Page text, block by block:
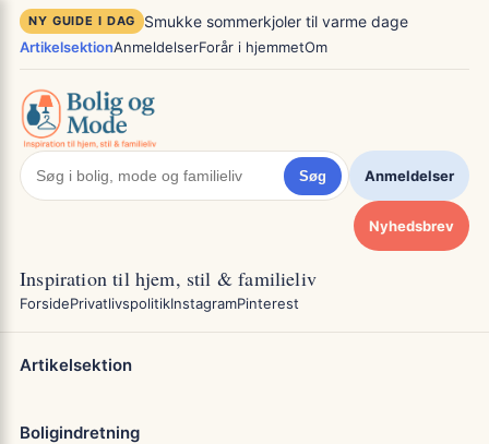
SpringNY GUIDE I DAG Smukke sommerkjoler til varme dage
ArtikelsektionAnmeldelserForår i hjemmetOm
Søg Anmeldelser
Nyhedsbrev
Inspiration til hjem, stil & familieliv
ForsidePrivatlivspolitikInstagramPinterest
Artikelsektion
Boligindretning